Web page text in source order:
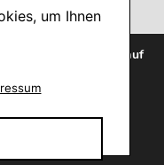
um Ihnen
Erfahrung auf
we are using or